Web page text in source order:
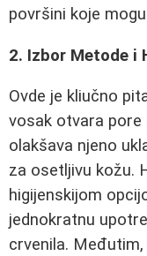
površini koje
2. Izbor Metode i
Ovde je kliučno
vosak otvara pore
olakšava njeno
za osetljivu kožu.
higijenskijom
jednokratnu
crvenila.